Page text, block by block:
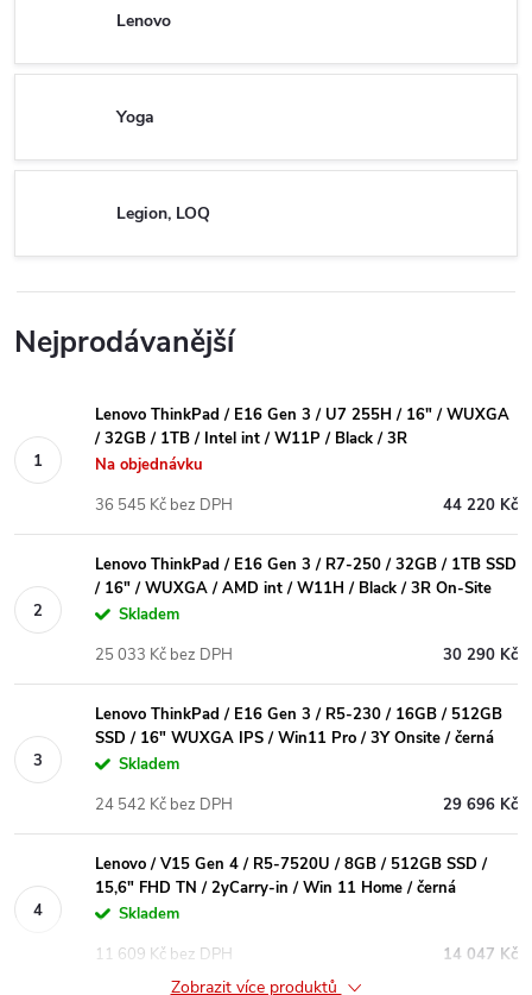
Lenovo
Yoga
Legion, LOQ
Nejprodávanější
Lenovo ThinkPad / E16 Gen 3 / U7 255H / 16" / WUXGA
/ 32GB / 1TB / Intel int / W11P / Black / 3R
Na objednávku
44 220 Kč
36 545 Kč bez DPH
Lenovo ThinkPad / E16 Gen 3 / R7-250 / 32GB / 1TB SSD
/ 16" / WUXGA / AMD int / W11H / Black / 3R On-Site
Skladem
30 290 Kč
25 033 Kč bez DPH
Lenovo ThinkPad / E16 Gen 3 / R5-230 / 16GB / 512GB
SSD / 16" WUXGA IPS / Win11 Pro / 3Y Onsite / černá
Skladem
29 696 Kč
24 542 Kč bez DPH
Lenovo / V15 Gen 4 / R5-7520U / 8GB / 512GB SSD /
15,6" FHD TN / 2yCarry-in / Win 11 Home / černá
Skladem
14 047 Kč
11 609 Kč bez DPH
Zobrazit více produktů